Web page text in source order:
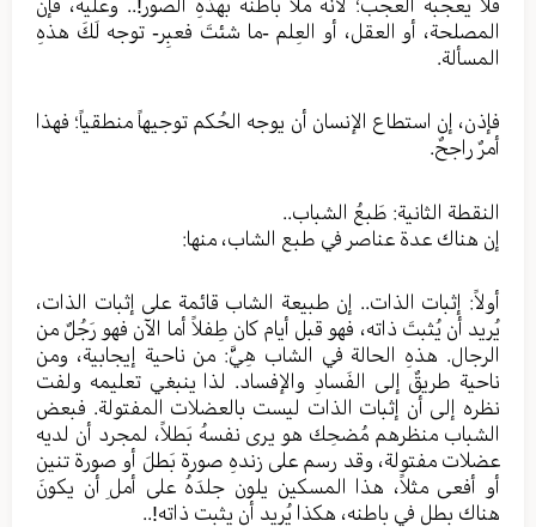
المصلحة، أو العقل، أو العِلم -ما شئتَ فعبِر- توجه لَكَ هذهِ
المسألة.
فإذن، إن استطاع الإنسان أن يوجه الحُكم توجيهاً منطقياً؛ فهذا
أمرٌ راجحٌ.
النقطة الثانية: طَبعُ الشباب..
إن هناك عدة عناصر في طبع الشاب، منها:
أولاً: إثبات الذات.. إن طبيعة الشاب قائمة على إثبات الذات،
يُريد أن يُثبتَ ذاته، فهو قبل أيام كان طِفلاً أما الآن فهو رَجُلٌ من
الرجال. هذهِ الحالة في الشاب هِيَّ: من ناحية إيجابية، ومن
ناحية طريقٌ إلى الفَسادِ والإفساد. لذا ينبغي تعليمه ولفت
نظره إلى أن إثبات الذات ليست بالعضلات المفتولة. فبعض
الشباب منظرهم مُضحِك هو يرى نفسهُ بَطلاً، لمجرد أن لديه
عضلات مفتولة، وقد رسم على زندهِ صورة بَطلَ أو صورة تنين
أو أفعى مثلاً، هذا المسكين يلون جلدَهُ على أملِ أن يكونَ
هناك بطل في باطنه، هكذا يُريد أن يثبت ذاته!..